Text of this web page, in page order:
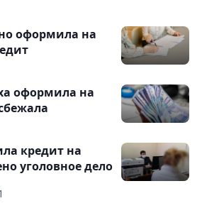
оформила на
оформила на
кредит на
уголовное дело